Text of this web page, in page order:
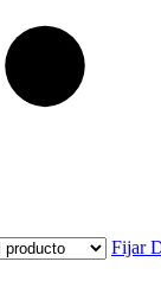
Fijar